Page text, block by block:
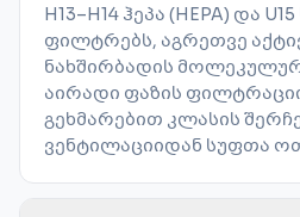
H13–H14 ჰეპა (HEPA) და
ფილტრებს, აგრეთვე
ნახშირბადის
აირადი ფაზის
გეხმარებით კლასის
ვენტილაციიდან სუფთა